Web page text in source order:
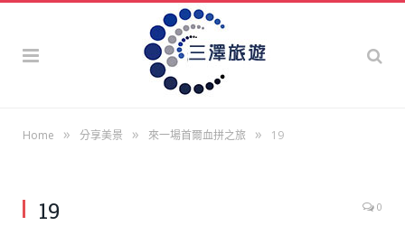
Home » 分享美景 » 來一場首爾血拼之旅 » 19
19 0